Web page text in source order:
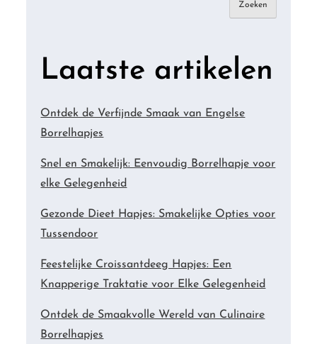
Zoeken
Laatste artikelen
Ontdek de Verfijnde Smaak van Engelse
Borrelhapjes
Snel en Smakelijk: Eenvoudig Borrelhapje voor
elke Gelegenheid
Gezonde Dieet Hapjes: Smakelijke Opties voor
Tussendoor
Feestelijke Croissantdeeg Hapjes: Een
Knapperige Traktatie voor Elke Gelegenheid
Ontdek de Smaakvolle Wereld van Culinaire
Borrelhapjes